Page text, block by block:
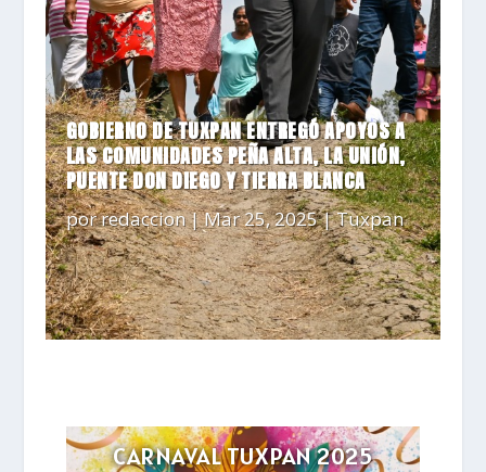
GOBIERNO DE TUXPAN ENTREGÓ APOYOS A
LAS COMUNIDADES PEÑA ALTA, LA UNIÓN,
PUENTE DON DIEGO Y TIERRA BLANCA
porredaccion|Mar 25, 2025|Tuxpan
CARNAVAL TUXPAN 2025